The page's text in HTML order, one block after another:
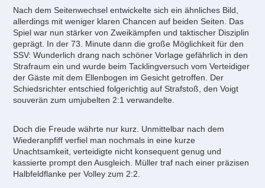
Nach dem Seitenwechsel entwickelte sich ein ähnliches Bild,
allerdings mit weniger klaren Chancen auf beiden Seiten. Das
Spiel war nun stärker von Zweikämpfen und taktischer Disziplin
geprägt. In der 73. Minute dann die große Möglichkeit für den
SSV: Wunderlich drang nach schöner Vorlage gefährlich in den
Strafraum ein und wurde beim Tacklingversuch vom Verteidiger
der Gäste mit dem Ellenbogen im Gesicht getroffen. Der
Schiedsrichter entschied folgerichtig auf Strafstoß, den Voigt
souverän zum umjubelten 2:1 verwandelte.
Doch die Freude währte nur kurz. Unmittelbar nach dem
Wiederanpfiff verfiel man nochmals in eine kurze
Unachtsamkeit, verteidigte nicht konsequent genug und
kassierte prompt den Ausgleich. Müller traf nach einer präzisen
Halbfeldflanke per Volley zum 2:2.